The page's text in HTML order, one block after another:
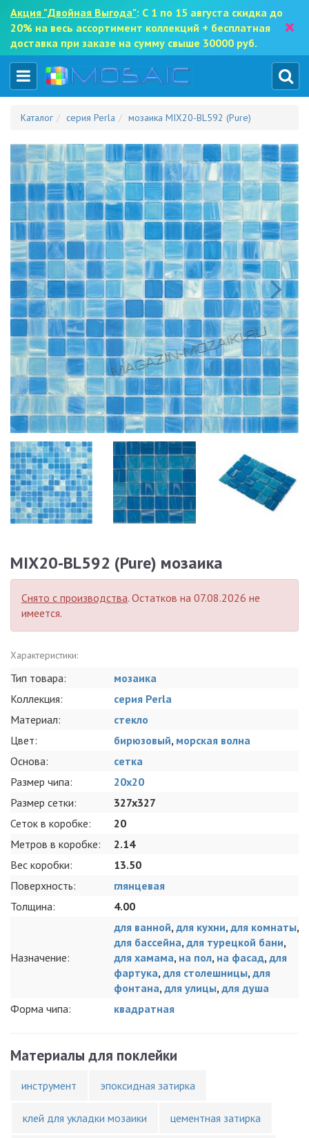
Акция "Двойная Выгода": С 1 по 15 августа скидка до
20% на весь ассортимент коллекций + бесплатная
доставка при заказе на сумму свыше 30000 руб.
×
Каталог серия Perla мозаика MIX20-BL592 (Pure)
MIX20-BL592 (Pure) мозаика
Снято с производства. Остатков на 07.08.2026 не
имеется.
Характеристики:
Тип товара:
мозаика
Коллекция:
серия Perla
Материал:
стекло
Цвет:
бирюзовый, морская волна
Основа:
сетка
Размер чипа:
20x20
Размер сетки:
327x327
Сеток в коробке:
20
Метров в коробке:
2.14
Вес коробки:
13.50
Поверхность:
глянцевая
Толщина:
4.00
Назначение:
для ванной, для кухни, для комнаты,
для бассейна, для турецкой бани,
для хамама, на пол, на фасад, для
фартука, для столешницы, для
фонтана, для улицы, для душа
Форма чипа:
квадратная
Материалы для поклейки
инструмент эпоксидная затирка
клей для укладки мозаики цементная затирка